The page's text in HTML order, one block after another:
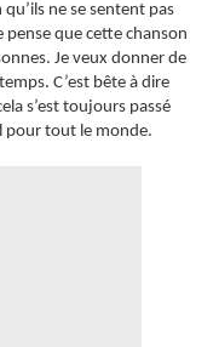
ne se sentent pas
que cette chanson
Je veux donner de
C’est bête à dire
s’est toujours passé
pour tout le monde.